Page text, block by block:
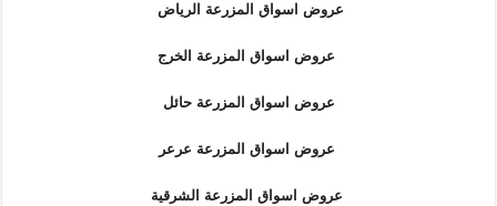
عروض اسواق المزرعة الرياض
عروض اسواق المزرعة الخرج
عروض اسواق المزرعة حائل
عروض اسواق المزرعة عرعر
عروض اسواق المزرعة الشرقية